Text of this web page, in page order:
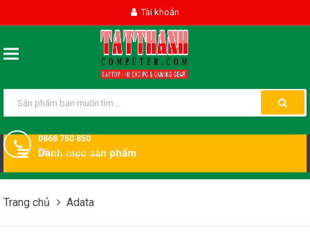
Tài khoản
0868 750 850
DĐ:0868750850
Danh mục sản phẩm
Trang chủ Adata